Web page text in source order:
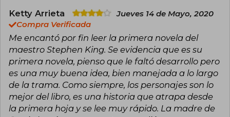
Richard Bachman, con títulos emblemáticos
como El resplandor, IT, Misery, La torre oscura,
muchos de ellos adaptados exitosamente al
cine y la televisión. Su narrativa, caracterizada
por explorar los rincones más oscuros de la
mente humana y de la sociedad, ha vendido
más de 500 millones de ejemplares y ha sido
traducida a decenas de idiomas.
A lo largo de su carrera, King ha recibido
numerosos reconocimientos, entre los que
Ketty Arrieta
Jueves 14 de Mayo, 2020
Compra Verificada
Me encantó por fin leer la primera novela del
maestro Stephen King. Se evidencia que es su
primera novela, pienso que le faltó desarrollo pero
es una muy buena idea, bien manejada a lo largo
de la trama. Como siempre, los personajes son lo
mejor del libro, es una historia que atrapa desde
la primera hoja y se lee muy rápido. La madre de